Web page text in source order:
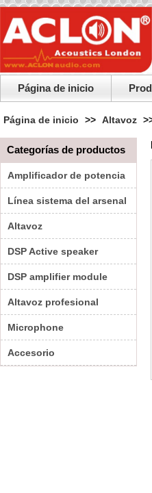
Página de inicio
Página de inicio >> Altavoz
Categorías de productos
Amplificador de potencia
Línea sistema del arsenal
Altavoz
DSP Active speaker
DSP amplifier module
Altavoz profesional
Microphone
Accesorio